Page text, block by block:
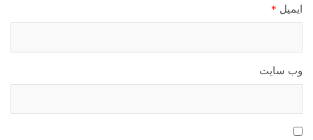
ایمیل *
وب‌ سایت